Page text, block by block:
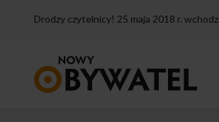
Drodzy czytelnicy! 25 maja 2018 r.
strony